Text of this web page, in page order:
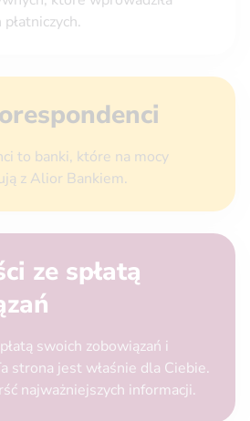
to banki, które na mocy
z Alior Bankiem.
ze spłatą
swoich zobowiązań i
strona jest właśnie dla Ciebie.
najważniejszych informacji.